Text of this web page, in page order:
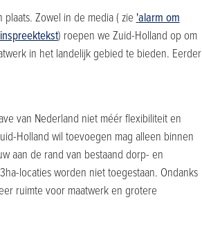
Zowel in de media ( zie 'alarm om
inspreektekst) roepen we Zuid-Holland op om
in het landelijk gebied te bieden. Eerder
van Nederland niet méér flexibiliteit en
Holland wil toevoegen mag alleen binnen
aan de rand van bestaand dorp- en
locaties worden niet toegestaan. Ondanks
ruimte voor maatwerk en grotere